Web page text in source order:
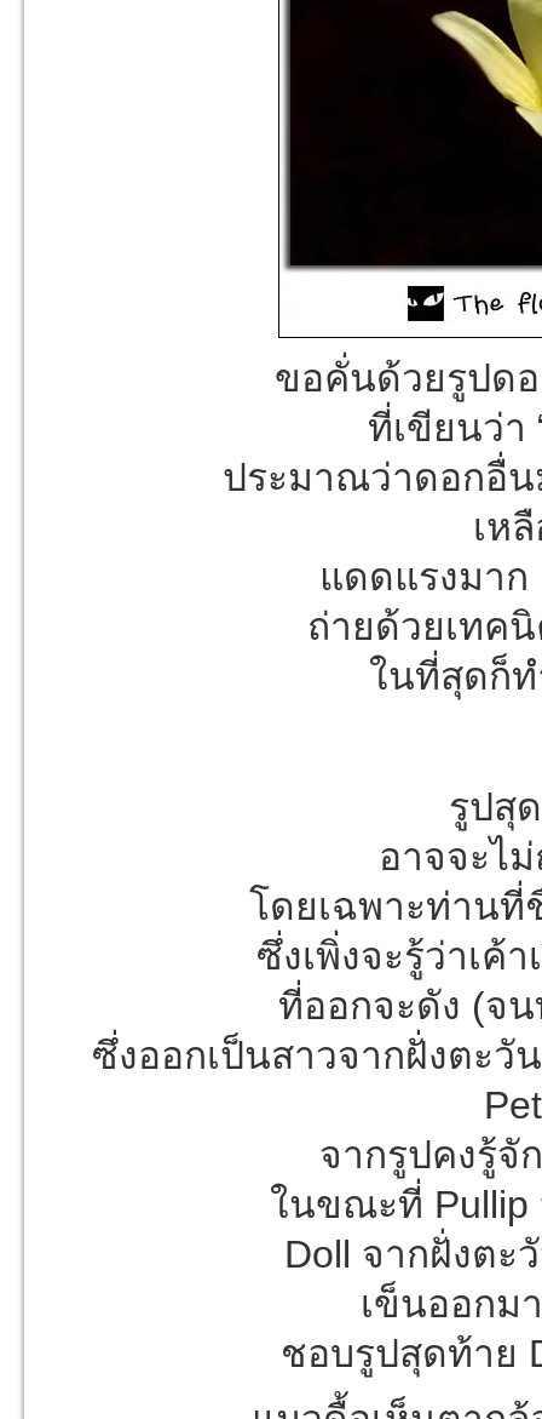
ขอคั่นด้วยรูปด
ที่เขียนว่า
ประมาณว่าดอกอื่
เห
แดดแรงมา
ถ่ายด้วยเทค
ในที่สุดก็ท
รูปสุ
อาจจะไ
โดยเฉพาะท่าน
ซึ่งเพิ่งจะรู้ว่าเค้
ที่ออกจะดัง (จ
ซึ่งออกเป็นสาวจากฝั่งตะวั
จากรูปคงรู้จั
ในขณะที่ Pullip
Doll จากฝั่งต
เข็นออกม
ชอบรูปสุดท้าย